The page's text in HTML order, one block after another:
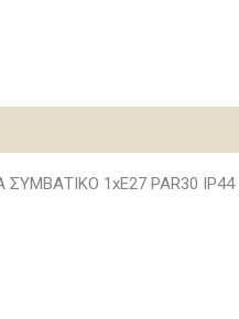
1xΕ27 PAR30 IP44